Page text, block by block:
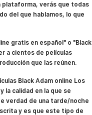
plataforma, verás que todas
del que hablamos, lo que
gratis en español" o "Black
a cientos de películas
que las reúnen.
Black Adam online Los
la calidad en la que se
verdad de una tarde/noche
y es que este tipo de